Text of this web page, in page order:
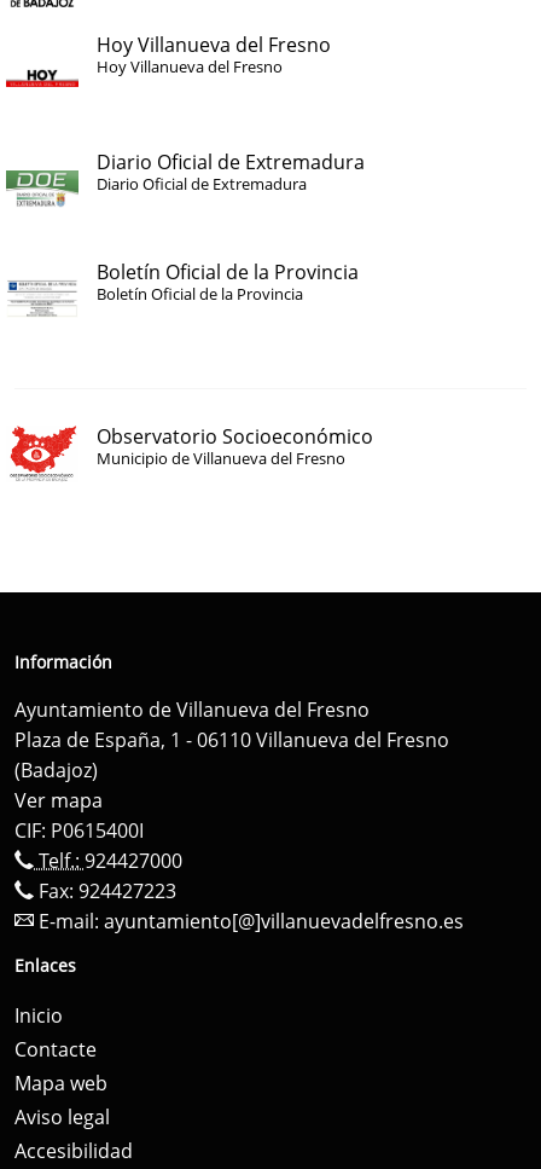
Hoy Villanueva del Fresno
Hoy Villanueva del Fresno
Diario Oficial de Extremadura
Diario Oficial de Extremadura
Boletín Oficial de la Provincia
Boletín Oficial de la Provincia
Observatorio Socioeconómico
Municipio de Villanueva del Fresno
Información
Ayuntamiento de Villanueva del Fresno
Plaza de España, 1 - 06110 Villanueva del Fresno
(Badajoz)
Ver mapa
CIF: P0615400I
Telf.: 924427000
Fax: 924427223
E-mail: ayuntamiento[@]villanuevadelfresno.es
Enlaces
Inicio
Contacte
Mapa web
Aviso legal
Accesibilidad